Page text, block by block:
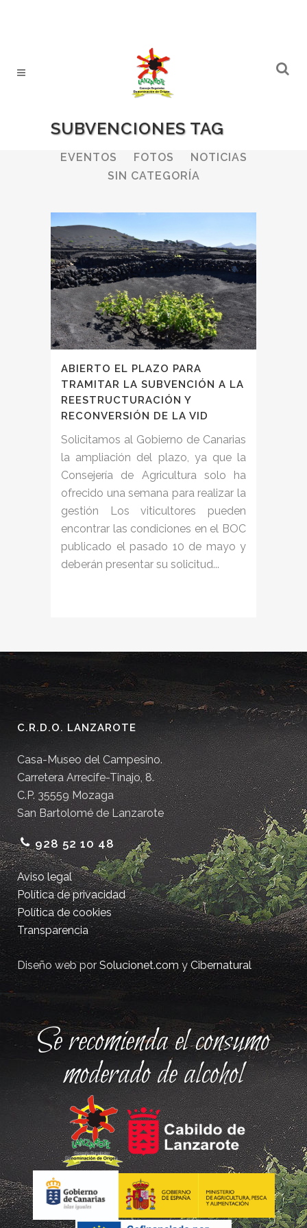
SUBVENCIONES TAG
ALL BODEGAS
BOLETINES
EVENTOS
FOTOS
NOTICIAS
SIN CATEGORÍA
ABIERTO EL PLAZO PARA
TRAMITAR LA SUBVENCIÓN A LA
REESTRUCTURACIÓN Y
RECONVERSIÓN DE LA VID
Solicitamos al Gobierno de Canarias
la ampliación del plazo, ya que la
Consejería de Agricultura solo ha
ofrecido una semana para realizar la
gestión Los viticultores pueden
encontrar las condiciones en el BOC
publicado el pasado 10 de mayo y
deberán presentar su solicitud...
C.R.D.O. LANZAROTE
Casa-Museo del Campesino.
Carretera Arrecife-Tinajo, 8.
C.P. 35559 Mozaga
San Bartolomé de Lanzarote
928 52 10 48
Aviso legal
Política de privacidad
Política de cookies
Transparencia
Diseño web porSolucionet.comyCibernatural
Se recomienda el consumo
moderado de alcohol